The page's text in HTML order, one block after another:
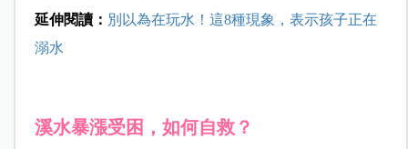
延伸閱讀： 別以為在玩水！這8種現象，表示孩子正在
溺水
溪水暴漲受困，如何自救？